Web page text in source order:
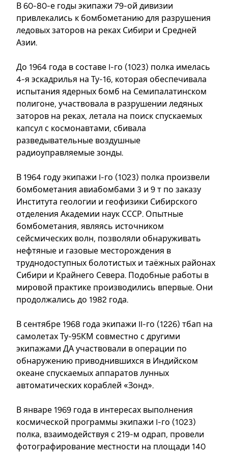
В 60-80-е годы экипажи 79-ой дивизии
привлекались к бомбометанию для разрушения
ледовых заторов на реках Сибири и Средней
Азии.
До 1964 года в составе I-го (1023) полка имелась
4-я эскадрилья на Ту-16, которая обеспечивала
испытания ядерных бомб на Семипалатинском
полигоне, участвовала в разрушении ледяных
заторов на реках, летала на поиск спускаемых
капсул с космонавтами, сбивала
разведывательные воздушные
радиоуправляемые зонды.
В 1964 году экипажи I-го (1023) полка произвели
бомбометания авиабомбами 3 и 9 т по заказу
Института геологии и геофизики Сибирского
отделения Академии наук СССР. Опытные
бомбометания, являясь источником
сейсмических волн, позволяли обнаруживать
нефтяные и газовые месторождения в
труднодоступных болотистых и таёжных районах
Сибири и Крайнего Севера. Подобные работы в
мировой практике производились впервые. Они
продолжались до 1982 года.
В сентябре 1968 года экипажи II-го (1226) тбап на
самолетах Ту-95КМ совместно с другими
экипажами ДА участвовали в операции по
обнаружению приводнившихся в Индийском
океане спускаемых аппаратов лунных
автоматических кораблей «Зонд».
В январе 1969 года в интересах выполнения
космической программы экипажи I-го (1023)
полка, взаимодействуя с 219-м одрап, провели
фотографирование местности на площади 140